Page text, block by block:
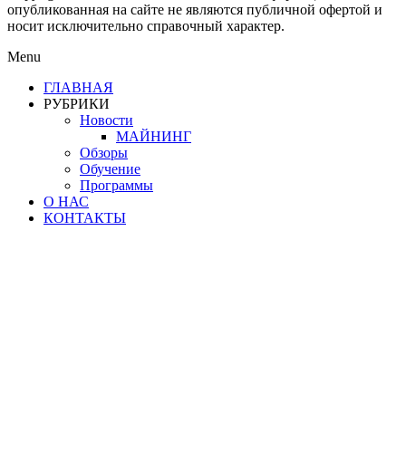
опубликованная на сайте не являются публичной офертой и
носит исключительно справочный характер.
Menu
ГЛАВНАЯ
РУБРИКИ
Новости
МАЙНИНГ
Обзоры
Обучение
Программы
О НАС
КОНТАКТЫ